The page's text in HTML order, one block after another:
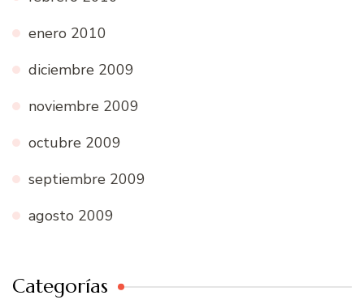
enero 2010
diciembre 2009
noviembre 2009
octubre 2009
septiembre 2009
agosto 2009
Categorías